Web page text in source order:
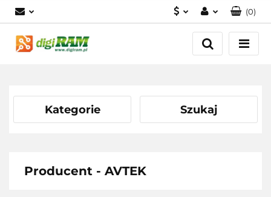
Zaloguj się
Zarejestruj się
(0)
Kategorie Szukaj
Producent - AVTEK